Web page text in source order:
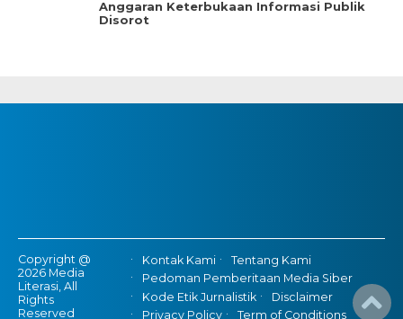
Anggaran Keterbukaan Informasi Publik
Disorot
Copyright @
2026 Media
Literasi, All
Rights
Reserved
Kontak Kami
Tentang Kami
Pedoman Pemberitaan Media Siber
Kode Etik Jurnalistik
Disclaimer
Privacy Policy
Term of Conditions